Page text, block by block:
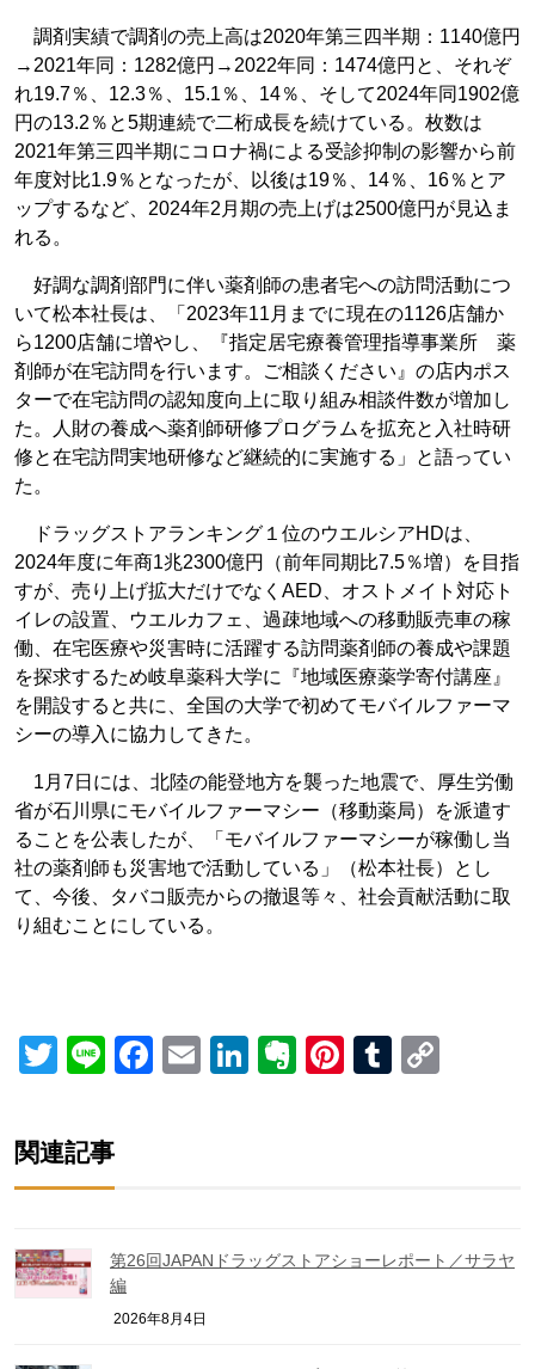
調剤実績で調剤の売上高は2020年第三四半期：1140億円
→2021年同：1282億円→2022年同：1474億円と、それぞ
れ19.7％、12.3％、15.1％、14％、そして2024年同1902億
円の13.2％と5期連続で二桁成長を続けている。枚数は
2021年第三四半期にコロナ禍による受診抑制の影響から前
年度対比1.9％となったが、以後は19％、14％、16％とア
ップするなど、2024年2月期の売上げは2500億円が見込ま
れる。
好調な調剤部門に伴い薬剤師の患者宅への訪問活動につ
いて松本社長は、「2023年11月までに現在の1126店舗か
ら1200店舗に増やし、『指定居宅療養管理指導事業所 薬
剤師が在宅訪問を行います。ご相談ください』の店内ポス
ターで在宅訪問の認知度向上に取り組み相談件数が増加し
た。人財の養成へ薬剤師研修プログラムを拡充と入社時研
修と在宅訪問実地研修など継続的に実施する」と語ってい
た。
ドラッグストアランキング１位のウエルシアHDは、
2024年度に年商1兆2300億円（前年同期比7.5％増）を目指
すが、売り上げ拡大だけでなくAED、オストメイト対応ト
イレの設置、ウエルカフェ、過疎地域への移動販売車の稼
働、在宅医療や災害時に活躍する訪問薬剤師の養成や課題
を探求するため岐阜薬科大学に『地域医療薬学寄付講座』
を開設すると共に、全国の大学で初めてモバイルファーマ
シーの導入に協力してきた。
1月7日には、北陸の能登地方を襲った地震で、厚生労働
省が石川県にモバイルファーマシー（移動薬局）を派遣す
ることを公表したが、「モバイルファーマシーが稼働し当
社の薬剤師も災害地で活動している」（松本社長）とし
て、今後、タバコ販売からの撤退等々、社会貢献活動に取
り組むことにしている。
Twitter
LineFacebook
EmailLinkedIn
Evernote
Pinterest
Tumblr
関連記事
第26回JAPANドラッグストアショーレポート／サラヤ
編
2026年8月4日